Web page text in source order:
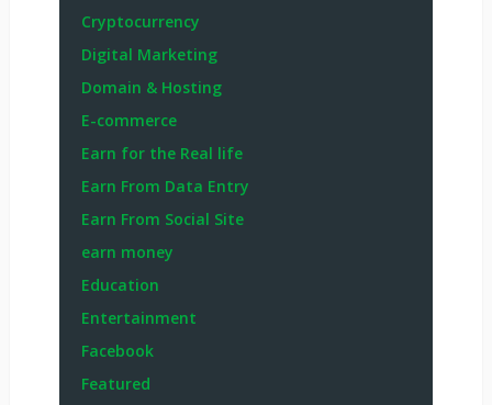
Cryptocurrency
Digital Marketing
Domain & Hosting
E-commerce
Earn for the Real life
Earn From Data Entry
Earn From Social Site
earn money
Education
Entertainment
Facebook
Featured